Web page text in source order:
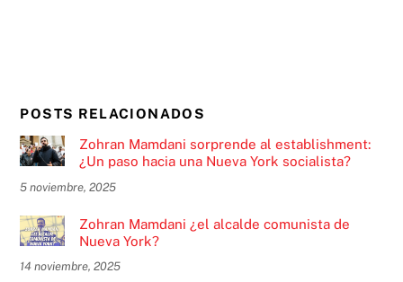
POSTS RELACIONADOS
Zohran Mamdani sorprende al establishment:
¿Un paso hacia una Nueva York socialista?
5 noviembre, 2025
Zohran Mamdani ¿el alcalde comunista de
Nueva York?
14 noviembre, 2025